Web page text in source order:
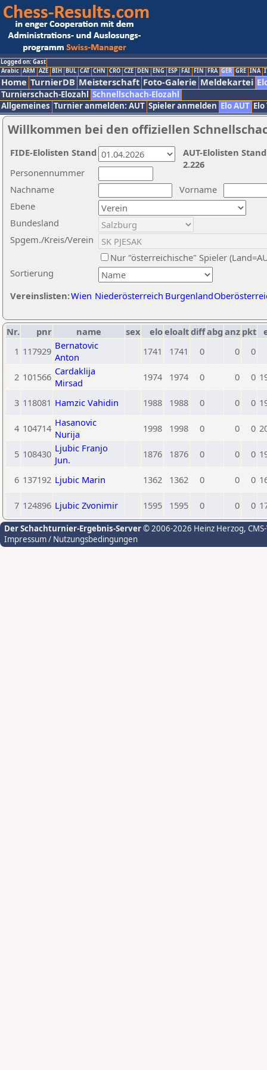
Logged on: Gast
Arabic ARM AZE BIH BUL CAT CHN CRO CZE DEN ENG ESP FAI FIN FRA GER GRE INA
Home TurnierDB Meisterschaft Foto-Galerie Meldekartei
Turnierschach-Elozahl Schnellschach-Elozahl
Allgemeines Turnier anmelden: AUT Spieler anmelden Elo AUT
Willkommen bei den offiziellen
Nachname
Vorname
Ebene
Sortierung
Personennummer
Bundesland
Spgem./Kreis/Verein
Nur "österreichische" Spieler
Vereinslisten:Wien Niederösterreich Burgenland
AUT-Elolisten
2.226
FIDE-Elolisten Stand
Nr. pnr name sex eloeloaltdiffabg anz pkt
1 117929 Bernatovic
Anton
1741 1741 0 0 0
2 101566 Cardaklija
Mirsad
1974 1974 0 0 0
3 118081 Hamzic Vahidin 1988 1988 0 0 0
4 104714 Hasanovic
Nurija
1998 1998 0 0 0
5 108430 Ljubic Franjo
Jun.
1876 1876 0 0 0
6 137192 Ljubic Marin 1362 1362 0 0 0
7 124896 Ljubic Zvonimir 1595 1595 0 0 0
Der Schachturnier-Ergebnis-Server© 2006-2026 Heinz Herzog,
Impressum / Nutzungsbedingungen